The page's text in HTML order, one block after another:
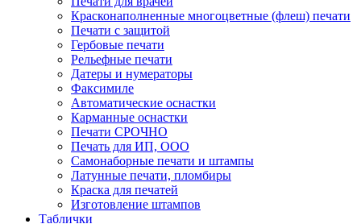
Красконаполненные многоцветные (флеш) печати
Печати с защитой
Гербовые печати
Рельефные печати
Датеры и нумераторы
Факсимиле
Автоматические оснастки
Карманные оснастки
Печати СРОЧНО
Печать для ИП, ООО
Самонаборные печати и штампы
Латунные печати, пломбиры
Краска для печатей
Изготовление штампов
Таблички